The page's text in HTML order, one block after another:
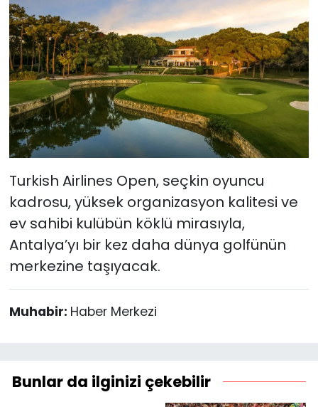
Turkish Airlines Open, seçkin oyuncu
kadrosu, yüksek organizasyon kalitesi ve
ev sahibi kulübün köklü mirasıyla,
Antalya’yı bir kez daha dünya golfünün
merkezine taşıyacak.
Muhabir: Haber Merkezi
Bunlar da ilginizi çekebilir